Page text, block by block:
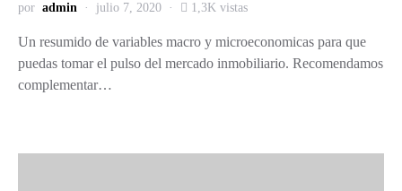
por admin julio 7, 2020 1,3K vistas
Un resumido de variables macro y microeconomicas para que
puedas tomar el pulso del mercado inmobiliario. Recomendamos
complementar…